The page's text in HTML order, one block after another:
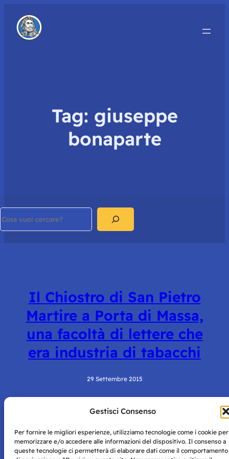
Gestisci Consenso
Per fornire le migliori esperienze, utilizziamo tecnologie come i cookie per
memorizzare e/o accedere alle informazioni del dispositivo. Il consenso a
queste tecnologie ci permetterà di elaborare dati come il comportamento
Tag: giuseppe
bonaparte
Il Chiostro di San Pietro
Martire a Porta di Massa,
una facoltà di lettere che
era industria di tabacchi
29 Settembre 2015